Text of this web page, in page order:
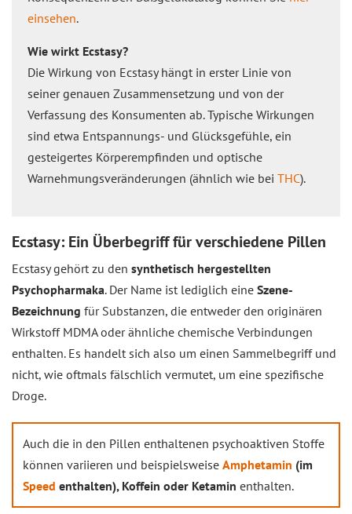
einsehen.
Wie wirkt Ecstasy?
Die Wirkung von Ecstasy hängt in erster Linie von
seiner genauen Zusammensetzung und von der
Verfassung des Konsumenten ab. Typische Wirkungen
sind etwa Entspannungs- und Glücksgefühle, ein
gesteigertes Körperempfinden und optische
Warnehmungsveränderungen (ähnlich wie bei THC).
Ecstasy: Ein Überbegriff für verschiedene Pillen
Ecstasy gehört zu den synthetisch hergestellten
Psychopharmaka. Der Name ist lediglich eine Szene-
Bezeichnung für Substanzen, die entweder den originären
Wirkstoff MDMA oder ähnliche chemische Verbindungen
enthalten. Es handelt sich also um einen Sammelbegriff und
nicht, wie oftmals fälschlich vermutet, um eine spezifische
Droge.
Auch die in den Pillen enthaltenen psychoaktiven Stoffe
können variieren und beispielsweise Amphetamin (im
Speed enthalten), Koffein oder Ketamin enthalten.